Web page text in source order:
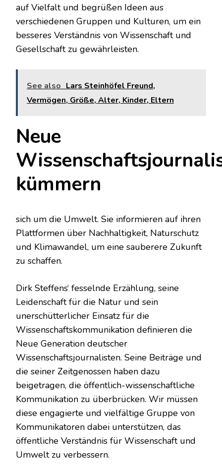
auf Vielfalt und begrüßen Ideen aus
verschiedenen Gruppen und Kulturen, um ein
besseres Verständnis von Wissenschaft und
Gesellschaft zu gewährleisten.
See also Lars Steinhöfel Freund,
Vermögen, Größe, Alter, Kinder, Eltern
Neue
kümmern
sich um die Umwelt. Sie informieren auf ihren
Plattformen über Nachhaltigkeit, Naturschutz
und Klimawandel, um eine sauberere Zukunft
zu schaffen.
Dirk Steffens‘ fesselnde Erzählung, seine
Leidenschaft für die Natur und sein
unerschütterlicher Einsatz für die
Wissenschaftskommunikation definieren die
Neue Generation deutscher
Wissenschaftsjournalisten. Seine Beiträge und
die seiner Zeitgenossen haben dazu
beigetragen, die öffentlich-wissenschaftliche
Kommunikation zu überbrücken. Wir müssen
diese engagierte und vielfältige Gruppe von
Kommunikatoren dabei unterstützen, das
öffentliche Verständnis für Wissenschaft und
Umwelt zu verbessern.